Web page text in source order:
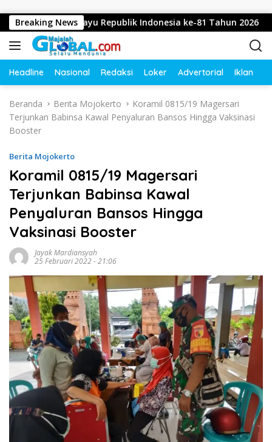
Breaking News
Dirgahayu Republik Indonesia ke-81 Tahun 2026
Headline Nasional Redaksi Loker Advertorial Iklan
Beranda Berita Mojokerto
Koramil 0815/19 Magersari
Terjunkan Babinsa Kawal Penyaluran Bansos Hingga Vaksinasi
Booster
Berita Mojokerto
Koramil 0815/19 Magersari
Terjunkan Babinsa Kawal
Penyaluran Bansos Hingga
Vaksinasi Booster
Jayak Mardiansyah
25 Februari 2022 - 21:06